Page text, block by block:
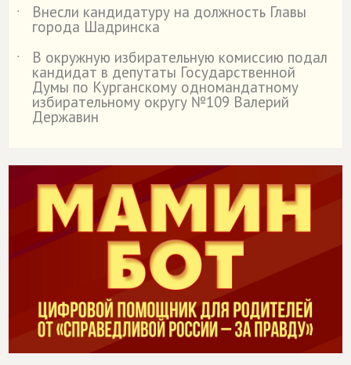
˙
Внесли кандидатуру на должность Главы
города Шадринска
˙
В окружную избирательную комиссию подал
кандидат в депутаты Государственной
Думы по Курганскому одномандатному
избирательному округу №109 Валерий
Державин